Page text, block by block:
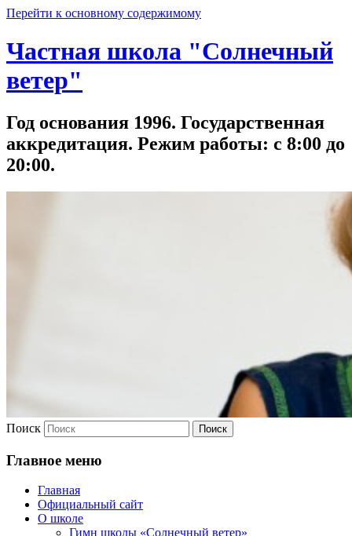
Перейти к основному содержимому
Частная школа "Солнечный
ветер"
Год основания 1996. Государственная
аккредитация. Режим работы: с 8:00 до
20:00.
Поиск
Главное меню
Главная
Официальный сайт
О школе
Гимн школы «Солнечный ветер»